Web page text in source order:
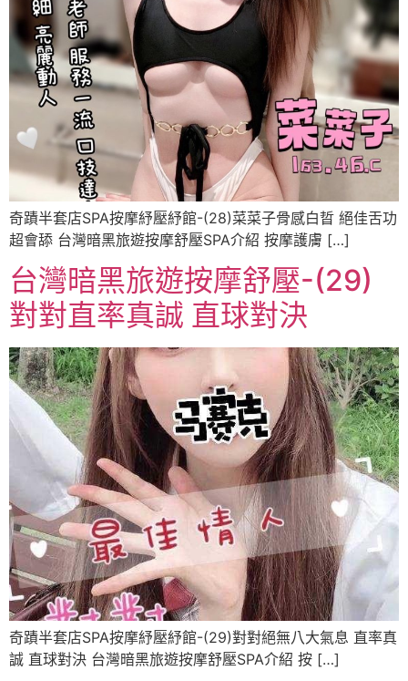
奇蹟半套店SPA按摩紓壓紓館-(28)菜菜子骨感白晢 絕佳舌功
超會舔 台灣暗黑旅遊按摩舒壓SPA介紹 按摩護膚 […]
台灣暗黑旅遊按摩舒壓-(29)
對對直率真誠 直球對決
奇蹟半套店SPA按摩紓壓紓館-(29)對對絕無八大氣息 直率真
誠 直球對決 台灣暗黑旅遊按摩舒壓SPA介紹 按 […]